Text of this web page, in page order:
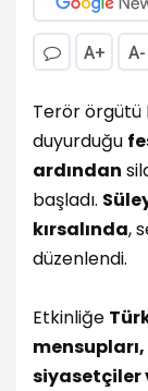
A+ A-
Terör örgütü
duyurduğu
ardından
başladı.
kırsalında,
düzenlendi.
Etkinliğe
siyasetçiler